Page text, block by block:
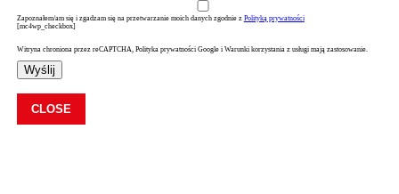
Zapoznałem/am się i zgadzam się na przetwarzanie moich danych zgodnie z Polityką prywatności
[mc4wp_checkbox]
Witryna chroniona przez reCAPTCHA, Polityka prywatności Google i Warunki korzystania z usługi mają zastosowanie.
Wyślij
CLOSE